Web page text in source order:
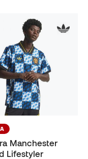
Manchester
Lifestyler